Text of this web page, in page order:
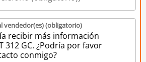
vendedor(es) (obligatorio)